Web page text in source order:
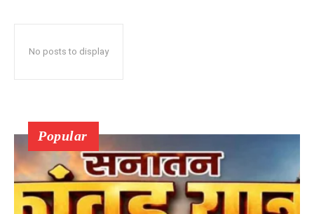
No posts to display
Popular